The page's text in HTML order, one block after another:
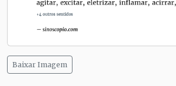
Baixar Imagem